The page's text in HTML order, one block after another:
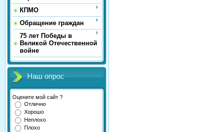
КПМО
Обращение граждан
75 лет Победы в
Великой Отечественной
войне
Наш опрос
Оцените мой сайт ?
Отлично
Хорошо
Неплохо
Плохо